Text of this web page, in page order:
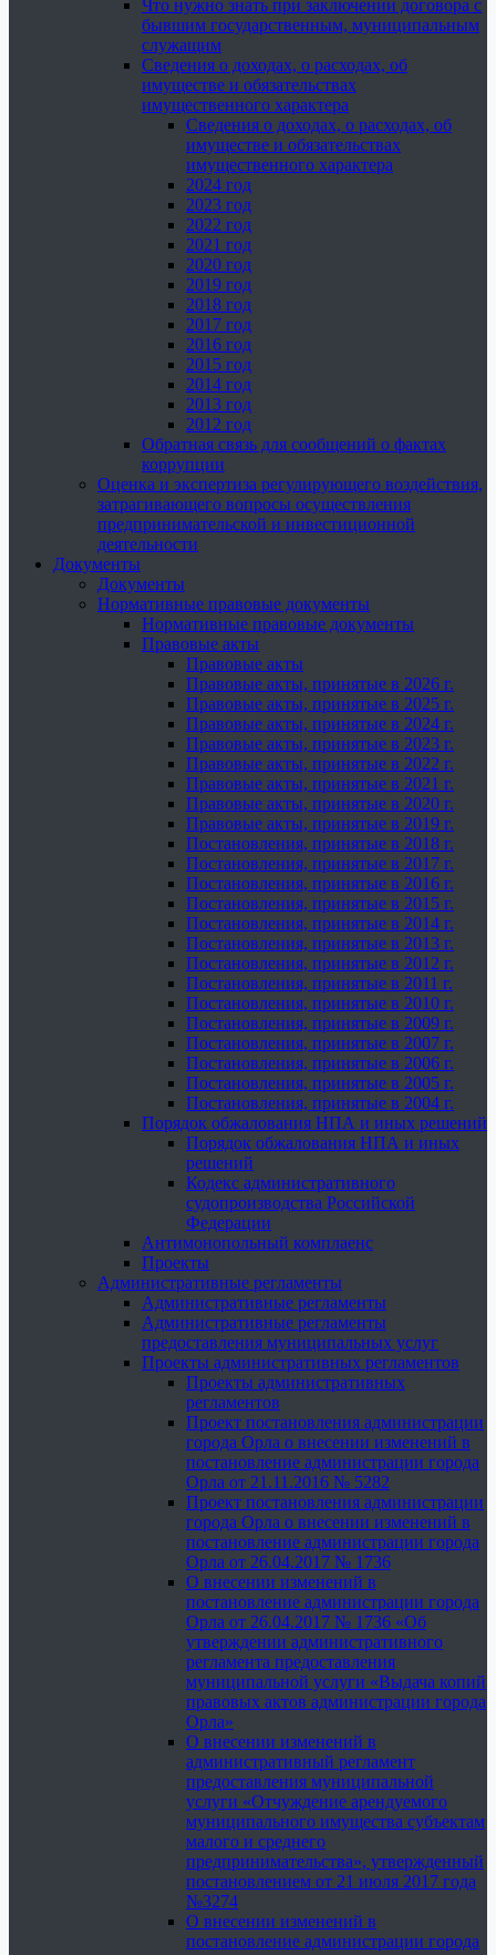
Что нужно знать при заключении договора с
бывшим государственным, муниципальным
служащим
Сведения о доходах, о расходах, об
имуществе и обязательствах
имущественного характера
Сведения о доходах, о расходах, об
имуществе и обязательствах
имущественного характера
2024 год
2023 год
2022 год
2021 год
2020 год
2019 год
2018 год
2017 год
2016 год
2015 год
2014 год
2013 год
2012 год
Обратная связь для сообщений о фактах
коррупции
Оценка и экспертиза регулирующего воздействия,
затрагивающего вопросы осуществления
предпринимательской и инвестиционной
деятельности
Документы
Документы
Нормативные правовые документы
Нормативные правовые документы
Правовые акты
Правовые акты
Правовые акты, принятые в 2026 г.
Правовые акты, принятые в 2025 г.
Правовые акты, принятые в 2024 г.
Правовые акты, принятые в 2023 г.
Правовые акты, принятые в 2022 г.
Правовые акты, принятые в 2021 г.
Правовые акты, принятые в 2020 г.
Правовые акты, принятые в 2019 г.
Постановления, принятые в 2018 г.
Постановления, принятые в 2017 г.
Постановления, принятые в 2016 г.
Постановления, принятые в 2015 г.
Постановления, принятые в 2014 г.
Постановления, принятые в 2013 г.
Постановления, принятые в 2012 г.
Постановления, принятые в 2011 г.
Постановления, принятые в 2010 г.
Постановления, принятые в 2009 г.
Постановления, принятые в 2007 г.
Постановления, принятые в 2006 г.
Постановления, принятые в 2005 г.
Постановления, принятые в 2004 г.
Порядок обжалования НПА и иных решений
Порядок обжалования НПА и иных
решений
Кодекс административного
судопроизводства Российской
Федерации
Антимонопольный комплаенс
Проекты
Административные регламенты
Административные регламенты
Административные регламенты
предоставления муниципальных услуг
Проекты административных регламентов
Проекты административных
регламентов
Проект постановления администрации
города Орла о внесении изменений в
постановление администрации города
Орла от 21.11.2016 № 5282
Проект постановления администрации
города Орла о внесении изменений в
постановление администрации города
Орла от 26.04.2017 № 1736
О внесении изменений в
постановление администрации города
Орла от 26.04.2017 № 1736 «Об
утверждении административного
регламента предоставления
муниципальной услуги «Выдача копий
правовых актов администрации города
Орла»
О внесении изменений в
административный регламент
предоставления муниципальной
услуги «Отчуждение арендуемого
муниципального имущества субъектам
малого и среднего
предпринимательства», утвержденный
постановлением от 21 июля 2017 года
№3274
О внесении изменений в
постановление администрации города